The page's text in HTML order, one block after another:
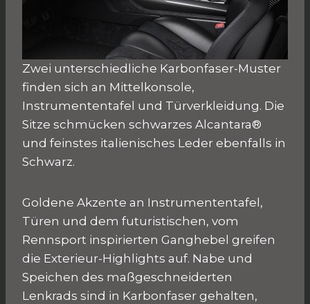
Zwei unterschiedliche Karbonfaser-Muster
finden sich an Mittelkonsole,
Instrumententafel und Türverkleidung. Die
Sitze schmücken schwarzes Alcantara®
und feinstes italienisches Leder ebenfalls in
Schwarz.
Goldene Akzente an Instrumententafel,
Türen und dem futuristischen, vom
Rennsport inspirierten Ganghebel greifen
die Exterieur-Highlights auf. Nabe und
Speichen des maßgeschneiderten
Lenkrads sind in Karbonfaser gehalten,